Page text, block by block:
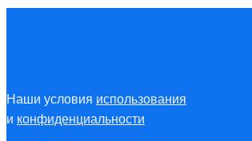
Наши условия использования
и конфиденциальности